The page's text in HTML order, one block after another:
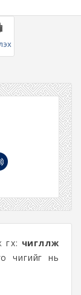
чиглүүлж
чигийг нь